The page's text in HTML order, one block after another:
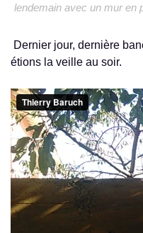
lendemain avec un mur en
Dernier jour, dernière
étions la veille au soir.